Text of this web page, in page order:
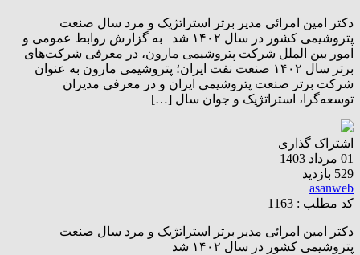
دکتر امین امرائی مدیر برتر استراتژیک و مرد سال صنعت
پتروشیمی کشور در سال ۱۴۰۲ شد به گزارش روابط عمومی و
امور بین الملل شرکت پتروشیمی مارون، در معرفی شرکت‌های
برتر سال ۱۴۰۲ صنعت نفت ایران؛ پتروشیمی مارون به عنوان
شرکت برتر صنعت پتروشیمی ایران و در معرفی مدیران
توسعه‌گرا، استراتژیک و جوان سال […]
اشتراک گذاری
01 مرداد 1403
529 بازدید
asanweb
کد مطلب : 1163
دکتر امین امرائی مدیر برتر استراتژیک و مرد سال صنعت
پتروشیمی کشور در سال ۱۴۰۲ شد